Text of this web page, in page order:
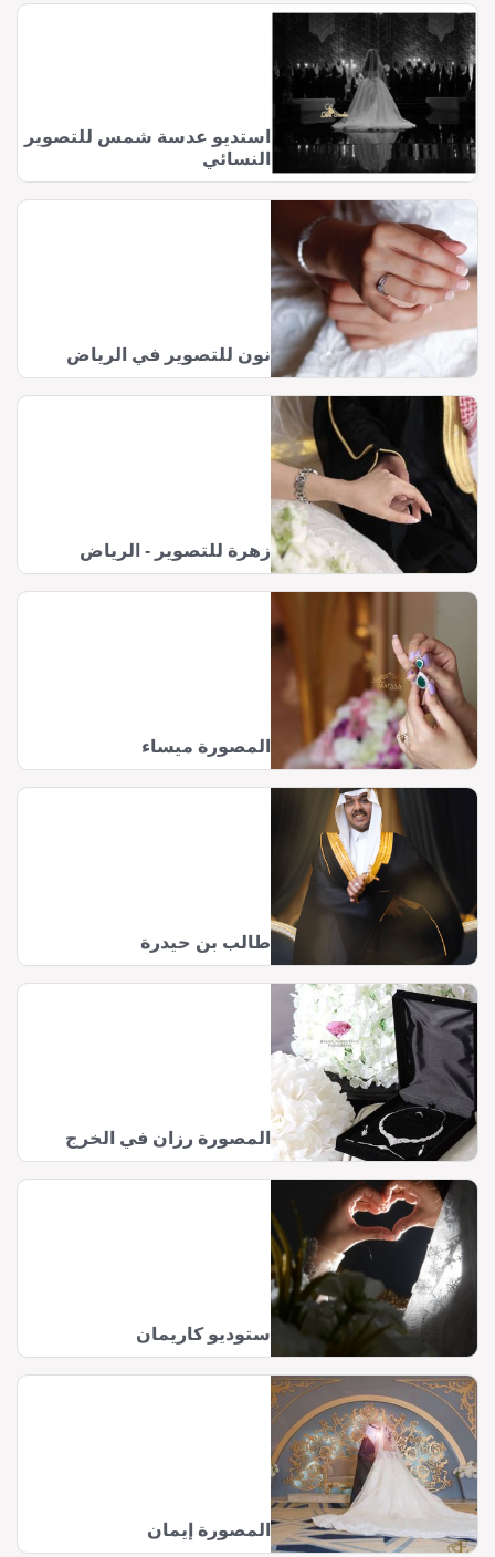
استديو عدسة شمس للتصوير
النسائي
نون للتصوير في الرياض
زهرة للتصوير - الرياض
المصورة ميساء
طالب بن حيدرة
المصورة رزان في الخرج
ستوديو كاريمان
المصورة إيمان